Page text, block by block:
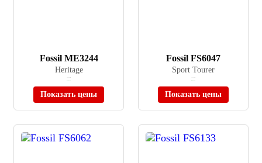
Fossil ME3244
Heritage
Показать цены
Fossil FS6047
Sport Tourer
Показать цены